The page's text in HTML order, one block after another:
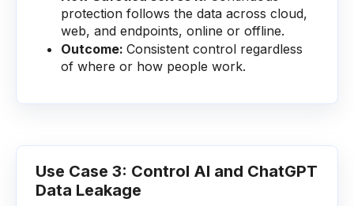
protection follows the data across cloud,
web, and endpoints, online or offline.
Outcome: Consistent control regardless
of where or how people work.
Use Case 3: Control AI and ChatGPT
Data Leakage